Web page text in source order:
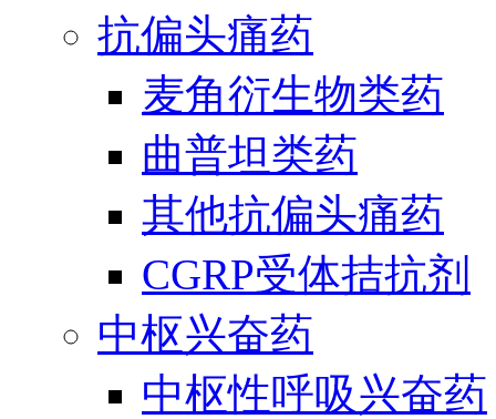
抗偏头痛药
麦角衍生物类药
曲普坦类药
其他抗偏头痛药
CGRP受体拮抗剂
中枢兴奋药
中枢性呼吸兴奋药